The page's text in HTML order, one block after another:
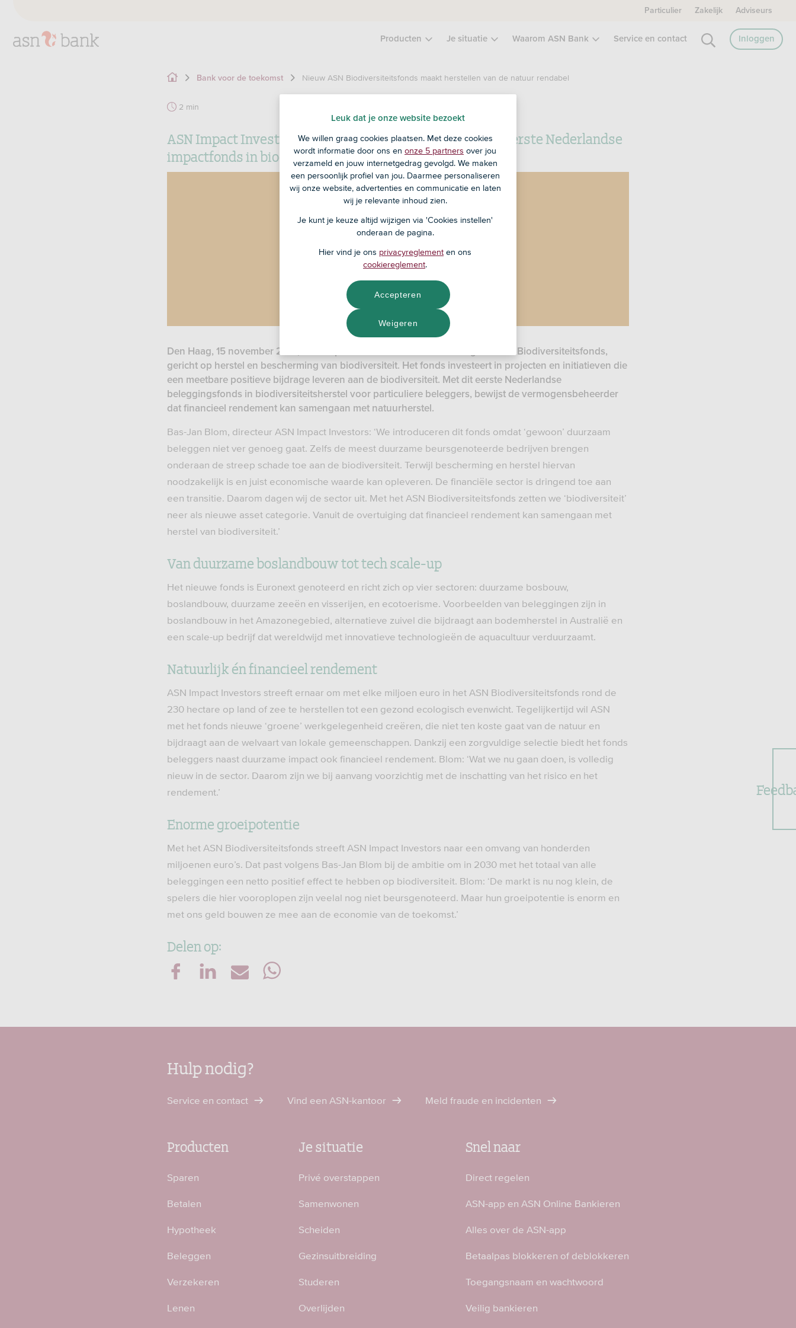
Particulier Zakelijk Adviseurs
Producten Je situatie Waarom ASN Bank Service en contact Inloggen
Bank voor de toekomst Nieuw ASN Biodiversiteitsfonds maakt herstellen van de natuur rendabel
2 min
ASN Impact Investors daagt de financiële sector uit met eerste Nederlandse
impactfonds in biodiversiteitsherstel voor particulieren.
Den Haag, 15 november 2021, ASN Impact Investors lanceert vandaag het ASN Biodiversiteitsfonds,
gericht op herstel en bescherming van biodiversiteit. Het fonds investeert in projecten en initiatieven die
een meetbare positieve bijdrage leveren aan de biodiversiteit. Met dit eerste Nederlandse
beleggingsfonds in biodiversiteitsherstel voor particuliere beleggers, bewijst de vermogensbeheerder
dat financieel rendement kan samengaan met natuurherstel.
Bas-Jan Blom, directeur ASN Impact Investors: ‘We introduceren dit fonds omdat ‘gewoon’ duurzaam
beleggen niet ver genoeg gaat. Zelfs de meest duurzame beursgenoteerde bedrijven brengen
onderaan de streep schade toe aan de biodiversiteit. Terwijl bescherming en herstel hiervan
noodzakelijk is en juist economische waarde kan opleveren. De financiële sector is dringend toe aan
een transitie. Daarom dagen wij de sector uit. Met het ASN Biodiversiteitsfonds zetten we ‘biodiversiteit’
neer als nieuwe asset categorie. Vanuit de overtuiging dat financieel rendement kan samengaan met
herstel van biodiversiteit.’
Van duurzame boslandbouw tot tech scale-up
Het nieuwe fonds is Euronext genoteerd en richt zich op vier sectoren: duurzame bosbouw,
boslandbouw, duurzame zeeën en visserijen, en ecotoerisme. Voorbeelden van beleggingen zijn in
boslandbouw in het Amazonegebied, alternatieve zuivel die bijdraagt aan bodemherstel in Australië en
een scale-up bedrijf dat wereldwijd met innovatieve technologieën de aquacultuur verduurzaamt.
Natuurlijk én financieel rendement
ASN Impact Investors streeft ernaar om met elke miljoen euro in het ASN Biodiversiteitsfonds rond de
230 hectare op land of zee te herstellen tot een gezond ecologisch evenwicht. Tegelijkertijd wil ASN
met het fonds nieuwe ‘groene’ werkgelegenheid creëren, die niet ten koste gaat van de natuur en
bijdraagt aan de welvaart van lokale gemeenschappen. Dankzij een zorgvuldige selectie biedt het fonds
beleggers naast duurzame impact ook financieel rendement. Blom: ‘Wat we nu gaan doen, is volledig
nieuw in de sector. Daarom zijn we bij aanvang voorzichtig met de inschatting van het risico en het
rendement.’
Enorme groeipotentie
Met het ASN Biodiversiteitsfonds streeft ASN Impact Investors naar een omvang van honderden
miljoenen euro’s. Dat past volgens Bas-Jan Blom bij de ambitie om in 2030 met het totaal van alle
beleggingen een netto positief effect te hebben op biodiversiteit. Blom: ‘De markt is nu nog klein, de
spelers die hier vooroplopen zijn veelal nog niet beursgenoteerd. Maar hun groeipotentie is enorm en
met ons geld bouwen ze mee aan de economie van de toekomst.’
Delen op:
Hulp nodig?
Service en contact Vind een ASN-kantoor Meld fraude en incidenten
Producten
Sparen
Betalen
Hypotheek
Beleggen
Verzekeren
Lenen
Je situatie
Privé overstappen
Samenwonen
Scheiden
Gezinsuitbreiding
Studeren
Overlijden
Snel naar
Direct regelen
ASN-app en ASN Online Bankieren
Alles over de ASN-app
Betaalpas blokkeren of deblokkeren
Toegangsnaam en wachtwoord
Veilig bankieren
Leuk dat je onze website bezoekt
We willen graag cookies plaatsen. Met deze cookies
wordt informatie door ons en onze 5 partners over jou
verzameld en jouw internetgedrag gevolgd. We maken
een persoonlijk profiel van jou. Daarmee personaliseren
wij onze website, advertenties en communicatie en laten
wij je relevante inhoud zien.
Je kunt je keuze altijd wijzigen via 'Cookies instellen'
onderaan de pagina.
Hier vind je ons privacyreglement en ons
cookiereglement.
Weigeren
Accepteren